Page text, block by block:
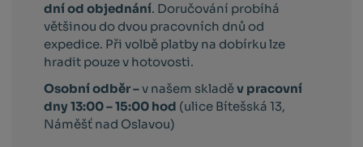
dní od objednání. Doručování probíhá
většinou do dvou pracovních dnů od
expedice. Při volbě platby na dobírku lze
hradit pouze v hotovosti.
Osobní odběr –v našem skladěv pracovní
dny 13:00 – 15:00 hod (ulice Bítešská 13,
Náměšť nad Oslavou)